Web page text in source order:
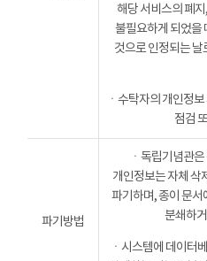
해당 서비스의 폐
불필요하게 되었을
것으로 인정되는
ㆍ수탁자의 개인정
점검
파기방법
ㆍ독립기념관
개인정보는 자체 삭
파기하며, 종이 문서
분쇄하
ㆍ시스템에 데이터